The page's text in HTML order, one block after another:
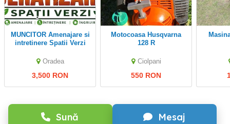
Sună Mesaj
MUNCITOR Amenajare si
intretinere Spatii Verzi
Oradea
3,500 RON
Motocoasa Husqvarna
128 R
Ciolpani
550 RON
Masina electrică tuns